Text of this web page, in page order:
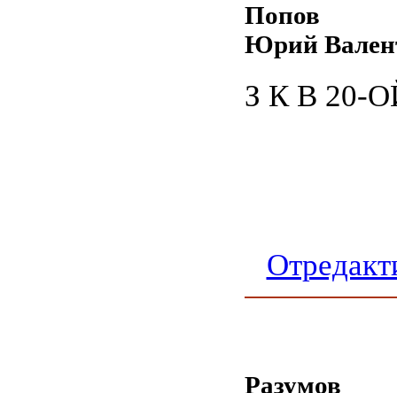
Попов
Юрий
З К В 20-
Разумов